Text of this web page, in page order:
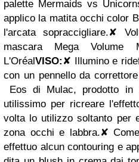
palette Mermaids vs
applico la matita occhi color
l'arcata sopraccigliare.✘
mascara Mega
L'OréalVISO: ✘ Illumino e
con un pennello da
Eos di Mulac, prodotto in
utilissimo per ricreare
volta lo utilizzo soltanto per
zona occhi e labbra.✘
effettuo alcun contouring e